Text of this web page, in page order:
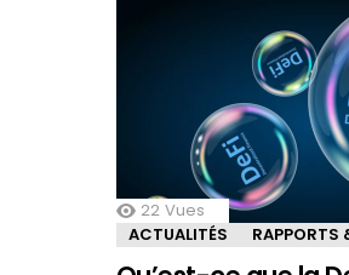
22 Vues
ACTUALITÉS
RAPPORTS